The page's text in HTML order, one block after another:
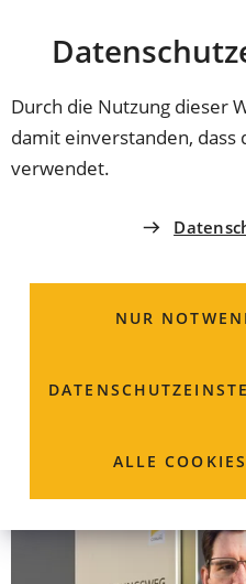
Durch die Nutzung dieser
damit einverstanden, dass
verwendet.
NUR
ALLE
INHALT ANSPRINGEN
Coburg
ERINNERUNGSKULTUR
internationalen Holocaust-
kontinuierliche